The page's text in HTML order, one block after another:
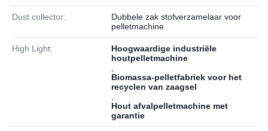
Dust collector:
Dubbele zak stofverzamelaar voor
pelletmachine
High Light:
Hoogwaardige industriële
houtpelletmachine
Biomassa-pelletfabriek voor het
recyclen van zaagsel
Hout afvalpelletmachine met
garantie